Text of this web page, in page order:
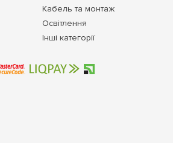
Кабель та монтаж
Освітлення
Інші категорії